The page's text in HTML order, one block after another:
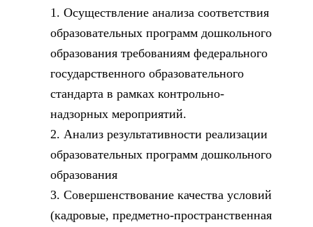
1. Осуществление анализа соответствия
образовательных программ дошкольного
образования требованиям федерального
государственного образовательного
стандарта в рамках контрольно-
надзорных мероприятий.
2. Анализ результативности реализации
образовательных программ дошкольного
образования
3. Совершенствование качества условий
(кадровые, предметно-пространственная